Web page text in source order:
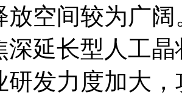
放空间较为广
深延长型人工
研发力度加大